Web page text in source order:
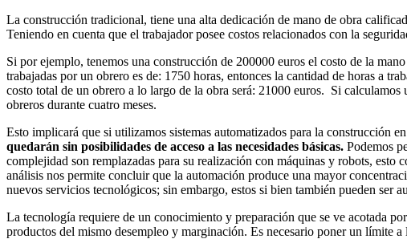
La construcción tradicional, tiene una alta dedicación de mano de obra
Teniendo en cuenta que el trabajador posee costos relacionados con la
Si por ejemplo, tenemos una construcción de 200000 euros el costo de la
trabajadas por un obrero es de: 1750 horas, entonces la cantidad de horas a
costo total de un obrero a lo largo de la obra será: 21000 euros. Si
obreros durante cuatro meses.
Esto implicará que si utilizamos sistemas automatizados para la construcción
quedarán sin posibilidades de acceso a las necesidades básicas. Podemos
complejidad son remplazadas para su realización con máquinas y robots, esto
análisis nos permite concluir que la automación produce una mayor
nuevos servicios tecnológicos; sin embargo, estos si bien también pueden ser
La tecnología requiere de un conocimiento y preparación que se ve acotada
productos del mismo desempleo y marginación. Es necesario poner un límite